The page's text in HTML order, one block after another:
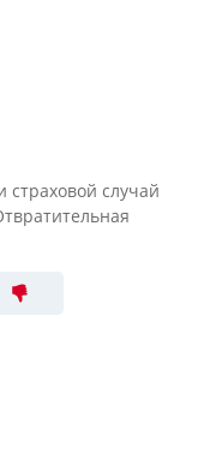
случай